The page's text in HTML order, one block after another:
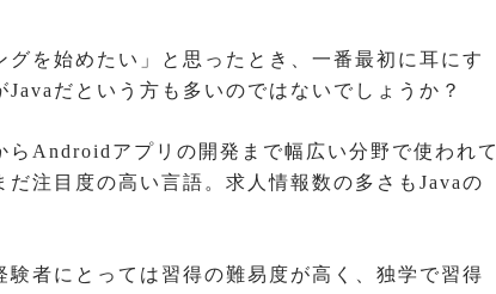
グを始めたい」と思ったとき、一番最初に耳にす
Javaだという方も多いのではないでしょうか？
らAndroidアプリの開発まで幅広い分野で使われて
だ注目度の高い言語。求人情報数の多さもJavaの
験者にとっては習得の難易度が高く、独学で習得